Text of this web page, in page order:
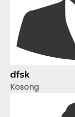
dfsk
Kosong